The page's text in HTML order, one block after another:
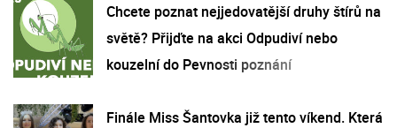
Chcete poznat nejjedovatější druhy štírů na
světě? Přijďte na akci Odpudiví nebo
kouzelní do Pevnosti poznání
Finále Miss Šantovka již tento víkend. Která